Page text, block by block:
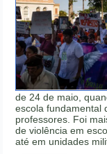
de 24 de maio,
escola fundamental
professores. Foi
de violência em
até em unidades